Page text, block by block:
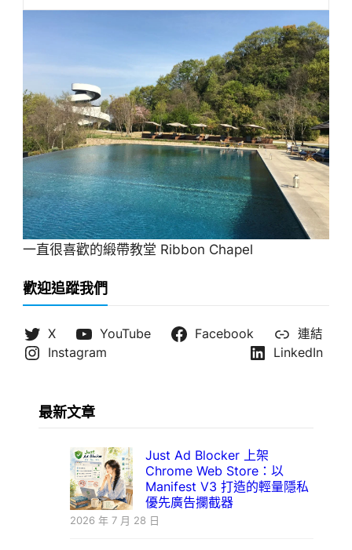
一直很喜歡的緞帶教堂 Ribbon Chapel
歡迎追蹤我們
X YouTube Facebook
連結
Instagram
LinkedIn
最新文章
Just Ad Blocker 上架
Chrome Web Store：以
Manifest V3 打造的輕量隱私
優先廣告攔截器
2026 年 7 月 28 日